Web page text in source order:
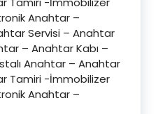
Anahtar –
Servisi – Anahtar
– Anahtar Kabı –
Anahtar – Anahtar
Tamiri -İmmobilizer
Anahtar –